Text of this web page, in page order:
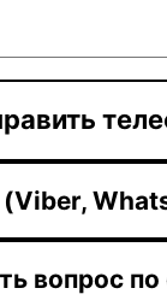
вопрос по